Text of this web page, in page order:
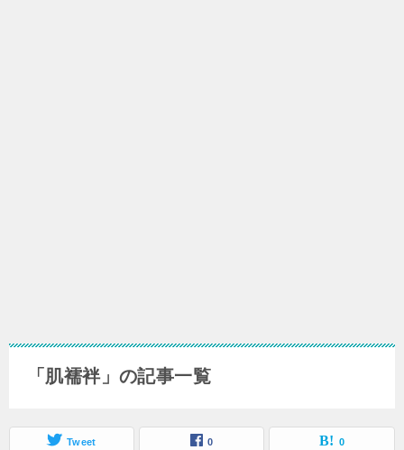
「肌襦袢」の記事一覧
Tweet 0 0